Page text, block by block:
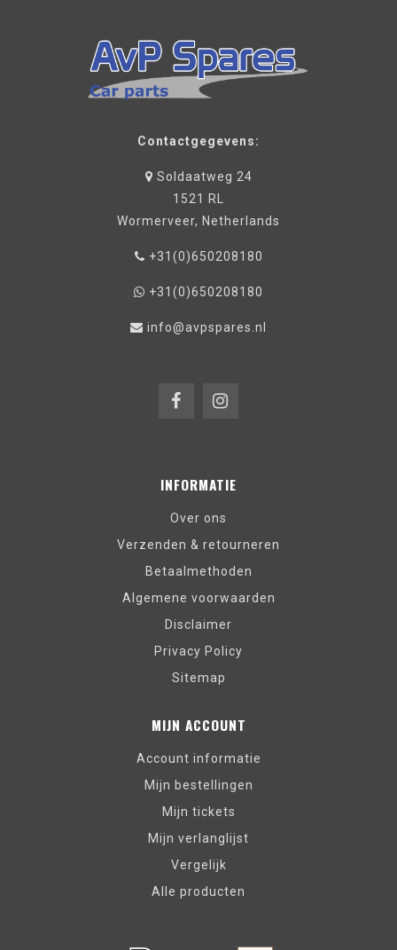
Contactgegevens:
Soldaatweg 24
1521 RL
Wormerveer, Netherlands
+31(0)650208180
+31(0)650208180
info@avpspares.nl
INFORMATIE
Over ons
Verzenden & retourneren
Betaalmethoden
Algemene voorwaarden
Disclaimer
Privacy Policy
Sitemap
MIJN ACCOUNT
Account informatie
Mijn bestellingen
Mijn tickets
Mijn verlanglijst
Vergelijk
Alle producten